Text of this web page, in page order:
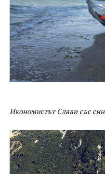
Икономистът Слави със